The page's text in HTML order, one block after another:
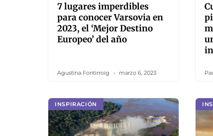
7 lugares imperdibles
para conocer Varsovia en
2023, el ‘Mejor Destino
Europeo’ del año
Agustina Fontirroig marzo 6, 2023
INSPIRACIÓN